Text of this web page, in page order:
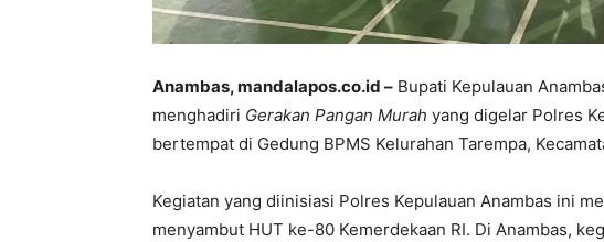
Anambas, mandalapos.co.id – Bupati Kepulauan
menghadiri Gerakan Pangan Murah yang digelar Polres
bertempat di Gedung BPMS Kelurahan Tarempa,
Kegiatan yang diinisiasi Polres Kepulauan Anambas ini
menyambut HUT ke-80 Kemerdekaan RI. Di Anambas,